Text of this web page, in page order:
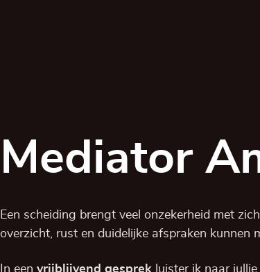
Mediator
Een scheiding brengt veel onzekerheid met
overzicht, rust en duidelijke afspraken kunnen
In een vrijblijvend gesprek luister ik naar